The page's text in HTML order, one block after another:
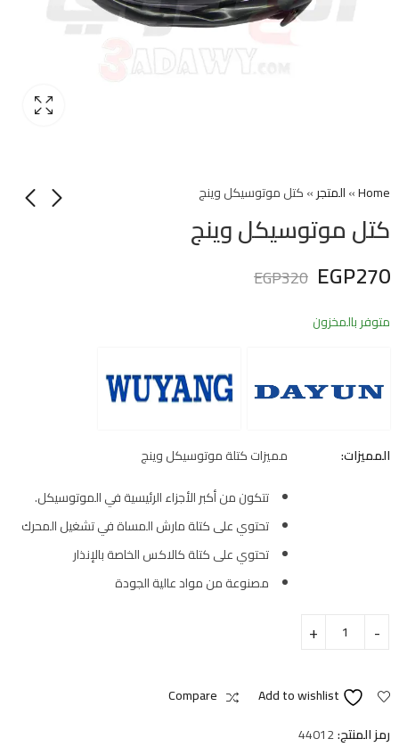
Home
»المتجر»كتل موتوسيكل وينج
كتل موتوسيكل وينج
EGP270
EGP320
متوفر بالمخزون
المميزات:
مميزات كتلة موتوسيكل وينج
تتكون من أكبر الأجزاء الرئيسية في الموتوسيكل.
تحتوي على كتلة مارش المساة في تشغيل المحرك
تحتوي على كتلة كالاكس الخاصة بالإنذار
مصنوعة من مواد عالية الجودة
Add to wishlist
Compare
رمز المنتج:44012